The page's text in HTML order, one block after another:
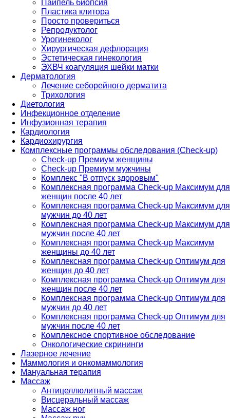
Пайпель биопсия
Пластика клитора
Просто провериться
Репродуктолог
Урогинеколог
Хирургическая дефлорация
Эстетическая гинекология
ЭХВЧ коагуляция шейки матки
Дерматология
Лечение себорейного дерматита
Трихология
Диетология
Инфекционное отделение
Инфузионная терапия
Кардиология
Кардиохирургия
Комплексные программы обследования (Check-up)
Check-up Премиум женщины
Check-up Премиум мужчины
Комплекс "В отпуск здоровым"
Комплексная программа Check-up Максимум для
женщин после 40 лет
Комплексная программа Check-up Максимум для
мужчин до 40 лет
Комплексная программа Check-up Максимум для
мужчин после 40 лет
Комплексная программа Check-up Максимум
женщины до 40 лет
Комплексная программа Check-up Оптимум для
женщин до 40 лет
Комплексная программа Check-up Оптимум для
женщин после 40 лет
Комплексная программа Check-up Оптимум для
мужчин до 40 лет
Комплексная программа Check-up Оптимум для
мужчин после 40 лет
Комплексное спортивное обследование
Онкологические скрининги
Лазерное лечение
Маммология и онкомаммология
Мануальная терапия
Массаж
Антицеллюлитный массаж
Висцеральный массаж
Массаж ног